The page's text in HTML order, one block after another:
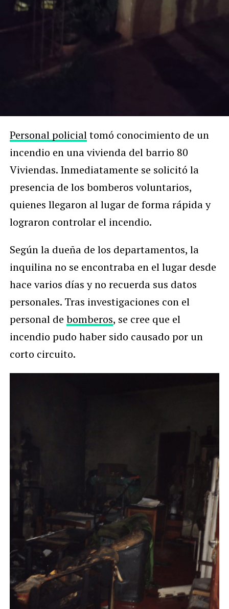
Personal policialtomó conocimiento de un
incendio en una vivienda del barrio 80
Viviendas. Inmediatamente se solicitó la
presencia de los bomberos voluntarios,
quienes llegaron al lugar de forma rápida y
lograron controlar el incendio.
Según la dueña de los departamentos, la
inquilina no se encontraba en el lugar desde
hace varios días y no recuerda sus datos
personales. Tras investigaciones con el
personal de bomberos, se cree que el
incendio pudo haber sido causado por un
corto circuito.